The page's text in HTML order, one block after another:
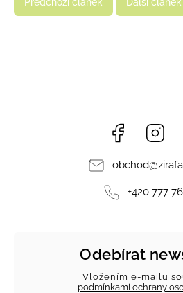
Facebook
obchod@
+420 777
Odebírat
Vložením e-mailu
podmínkami ochrany